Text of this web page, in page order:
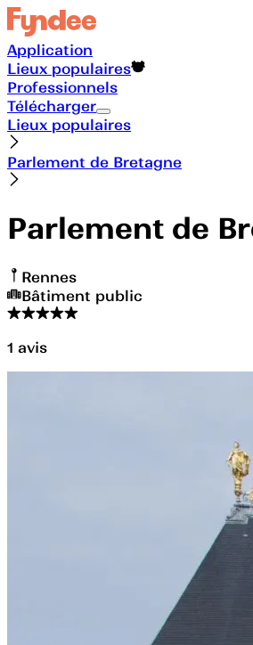
Application
Lieux populaires
Professionnels
Télécharger
Lieux populaires
Parlement de Bretagne
Parlement de
Rennes
Bâtiment public
1 avis